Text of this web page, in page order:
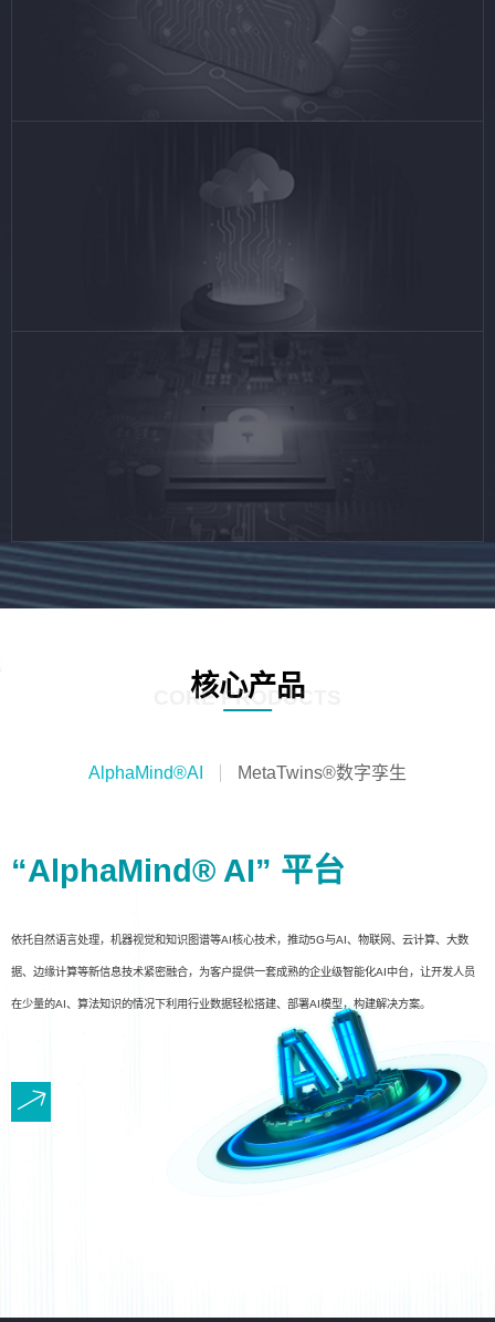
核心产品
CORE PRODUCTS
AlphaMind®AI MetaTwins®数字孪生
“AlphaMind® AI” 平台
依托自然语言处理，机器视觉和知识图谱等AI核心技术，推动5G与AI、物联网、云计算、大数
据、边缘计算等新信息技术紧密融合，为客户提供一套成熟的企业级智能化AI中台，让开发人员
在少量的AI、算法知识的情况下利用行业数据轻松搭建、部署AI模型，构建解决方案。